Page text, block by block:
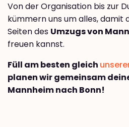
Von der Organisation bis zur
kümmern uns um alles, damit
Seiten des Umzugs von
freuen kannst.
Füll am besten gleich
planen wir gemeinsam
Mannheim nach Bonn!